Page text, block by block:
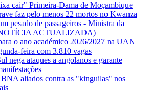
cair" Primeira-Dama de Moçambique
faz pelo menos 22 mortos no Kwanza
pesado de passageiros - Ministra da
ACTUALIZADA)
o ano académico 2026/2027 na UAN
feira com 3.810 vagas
nega ataques a angolanos e garante
aliados contra as "kinguilas" nos